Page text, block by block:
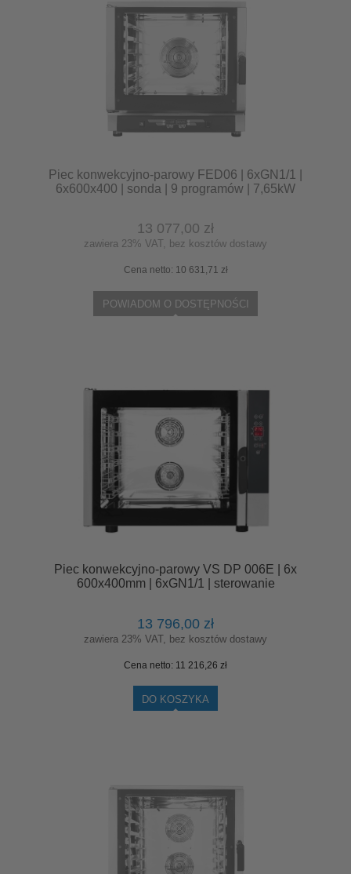
Piec konwekcyjno-parowy FED06 | 6xGN1/1 |
6x600x400 | sonda | 9 programów | 7,65kW
13 077,00 zł
zawiera 23% VAT, bez kosztów dostawy
Cena netto: 10 631,71 zł
POWIADOM O DOSTĘPNOŚCI
Piec konwekcyjno-parowy VS DP 006E | 6x
600x400mm | 6xGN1/1 | sterowanie
13 796,00 zł
zawiera 23% VAT, bez kosztów dostawy
Cena netto: 11 216,26 zł
DO KOSZYKA